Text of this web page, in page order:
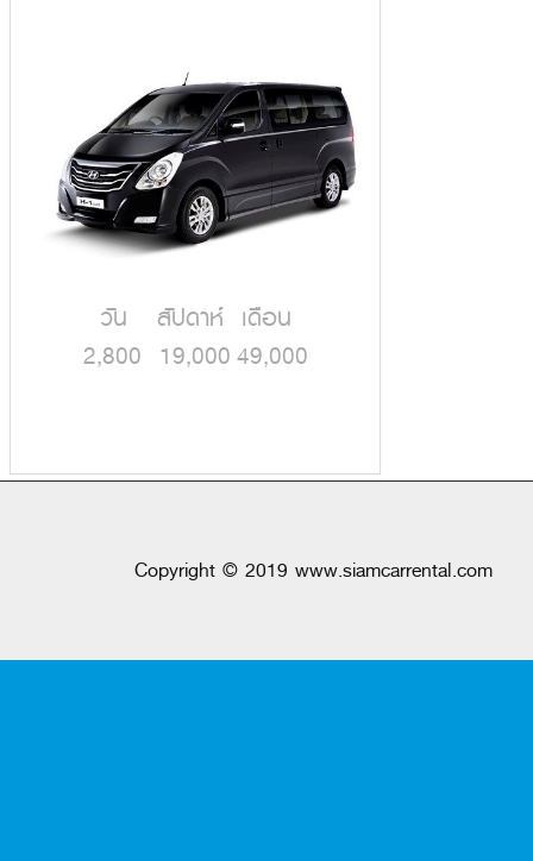
วัน สัปดาห์ เดือน
2,800 19,000 49,000
Copyright © 2019 www.siamcarrental.com